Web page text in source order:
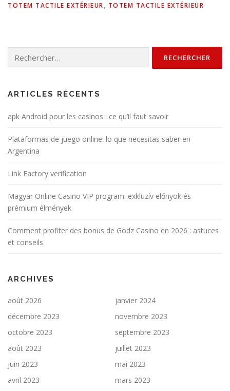
TOTEM TACTILE EXTÉRIEUR, TOTEM TACTILE EXTÉRIEUR
ARTICLES RÉCENTS
apk Android pour les casinos : ce qu’il faut savoir
Plataformas de juego online: lo que necesitas saber en
Argentina
Link Factory verification
Magyar Online Casino VIP program: exkluzív előnyök és
prémium élmények
Comment profiter des bonus de Godz Casino en 2026 : astuces
et conseils
ARCHIVES
août 2026
janvier 2024
décembre 2023
novembre 2023
octobre 2023
septembre 2023
août 2023
juillet 2023
juin 2023
mai 2023
avril 2023
mars 2023